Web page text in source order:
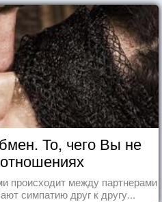
То, чего Вы не
происходит между партнерами
симпатию друг к другу...